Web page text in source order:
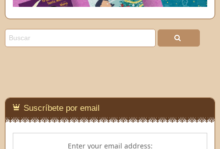
Suscríbete por email
Enter your email address: